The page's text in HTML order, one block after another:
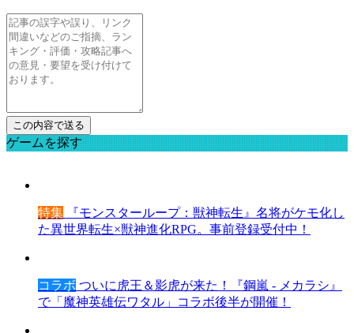
ゲームを探す
特集 『モンスターループ：獣神転生』名将がケモ化し
た異世界転生×獣神進化RPG。事前登録受付中！
コラボ ついに虎王＆影虎が来た！『鋼嵐 - メカラシ』
で「魔神英雄伝ワタル」コラボ後半が開催！